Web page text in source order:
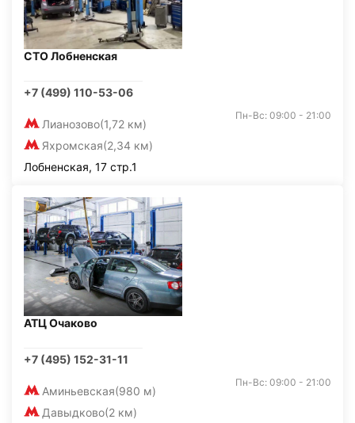
СТО Лобненская
+7 (499) 110-53-06
Лианозово(1,72 км)
Яхромская(2,34 км)
Пн-Вс: 09:00 - 21:00
Лобненская, 17 стр.1
АТЦ Очаково
+7 (495) 152-31-11
Аминьевская(980 м)
Давыдково(2 км)
Пн-Вс: 09:00 - 21:00